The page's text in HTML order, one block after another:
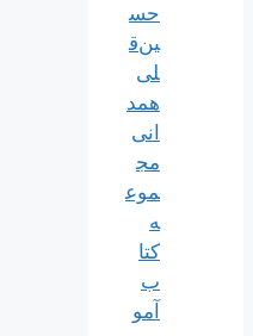
حس
ین‌ق
لی
همد
انی
مج
موع
ه
کتا
ب
آمو